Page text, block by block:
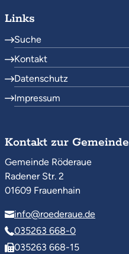
Links
Suche
Kontakt
Datenschutz
Impressum
Kontakt zur Gemeinde
Gemeinde Röderaue
Radener Str. 2
01609 Frauenhain
info@roederaue.de
035263 668-0
035263 668-15